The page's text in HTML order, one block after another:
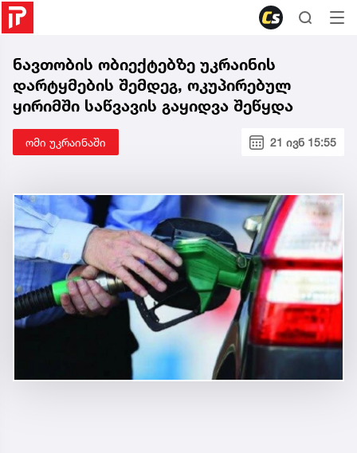
ნავთობის ობიექტებზე უკრაინის
დარტყმების შემდეგ, ოკუპირებულ
ყირიმში საწვავის გაყიდვა შეწყდა
ომი უკრაინაში 21 ივნ 15:55